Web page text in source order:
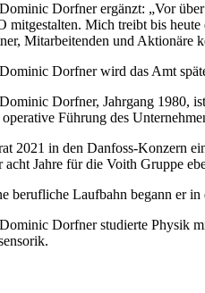
Dorfner ergänzt: „Vor
mitgestalten. Mich treibt bis heute
Mitarbeitenden und Aktionäre
Dorfner wird das Amt
Dorfner, Jahrgang 1980,
Führung des
2021 in den Danfoss-Konzern
acht Jahre für die Voith Gruppe
berufliche Laufbahn begann er
Dorfner studierte Physik